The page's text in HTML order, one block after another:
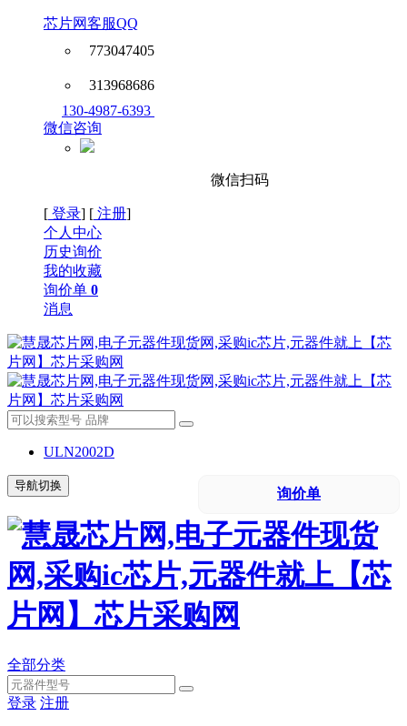
芯片网客服QQ
773047405
313968686
130-4987-6393
微信咨询
微信扫码
[ 登录] [ 注册]
个人中心
历史询价
我的收藏
询价单 0
消息
ULN2002D
询价单
导航切换
全部分类
登录 注册